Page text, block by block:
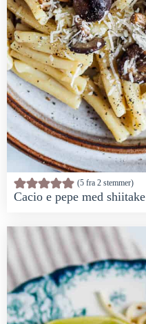
5fra 2stemmer
Cacio e pepe med shiitake